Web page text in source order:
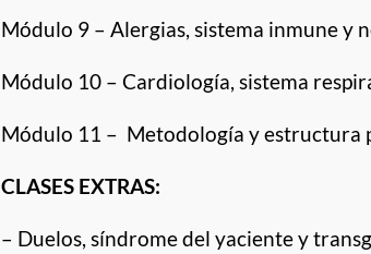
Módulo 9 – Alergias, sistema inmune y
Módulo 10 – Cardiología, sistema
Módulo 11 – Metodología y estructura
CLASES EXTRAS:
– Duelos, síndrome del yaciente y